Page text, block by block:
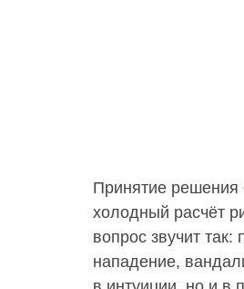
Принятие решения
холодный расчёт
вопрос звучит
нападение,